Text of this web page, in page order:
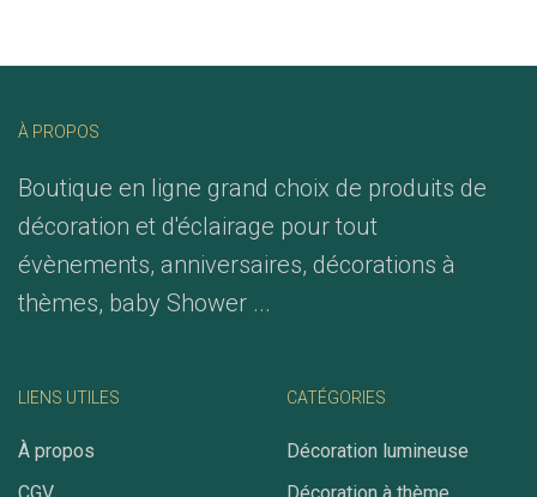
À PROPOS
Boutique en ligne grand choix de produits de
décoration et d'éclairage pour tout
évènements, anniversaires, décorations à
thèmes, baby Shower ...
LIENS UTILES
À propos
CATÉGORIES
Décoration lumineuse